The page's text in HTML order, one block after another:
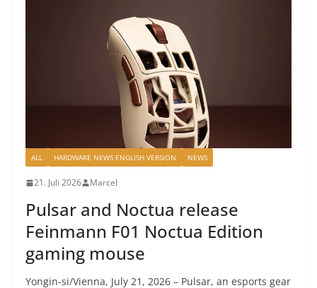
ALL HARDWARE NEWS ENGLISH VERSION NEWS
21. Juli 2026 Marcel
Pulsar and Noctua release
Feinmann F01 Noctua Edition
gaming mouse
Yongin-si/Vienna, July 21, 2026 – Pulsar, an esports gear